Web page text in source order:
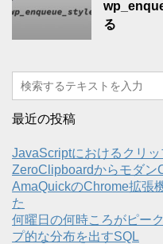
る
最近の投稿
JavaScriptにおけるクリッ
ZeroClipboardからモダン
AmaQuickのChrome拡張
た
何曜日の何時ころがピー
プ的な分布を出すSQL